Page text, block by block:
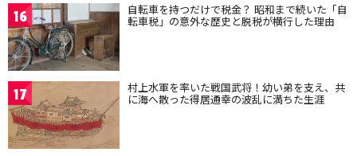
16 自転車を持つだけで税金？ 昭和まで続いた「自
転車税」の意外な歴史と脱税が横行した理由
17 村上水軍を率いた戦国武将！幼い弟を支え、共
に海へ散った得居通幸の波乱に満ちた生涯